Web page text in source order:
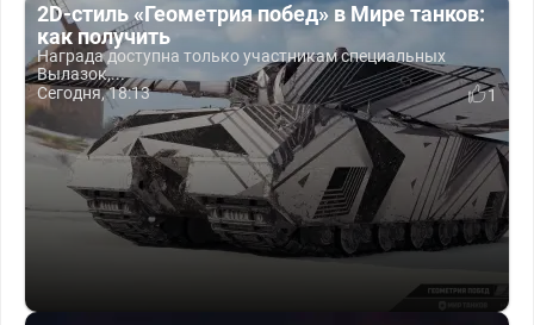
2D-стиль «Геометрия побед» в Мире танков:
как получить
Награда доступна только участникам специальных
Вылазок,...
Сегодня, 18:13
1